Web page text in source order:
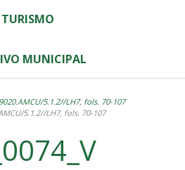
TURISMO
MUNICIPAL
5.1.2//LH7, fols. 70-107
5.1.2//LH7, fols. 70-107